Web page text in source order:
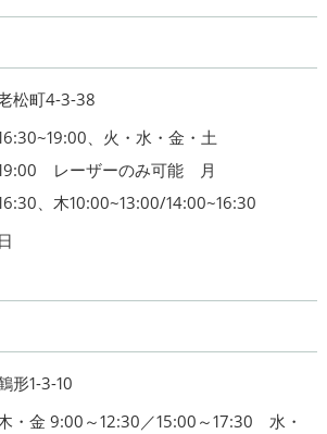
松町4-3-38
、火・水・金・土
レーザーのみ可能 月
、木10:00~13:00/14:00~16:30
形1-3-10
・金 9:00～12:30／15:00～17:30 水・